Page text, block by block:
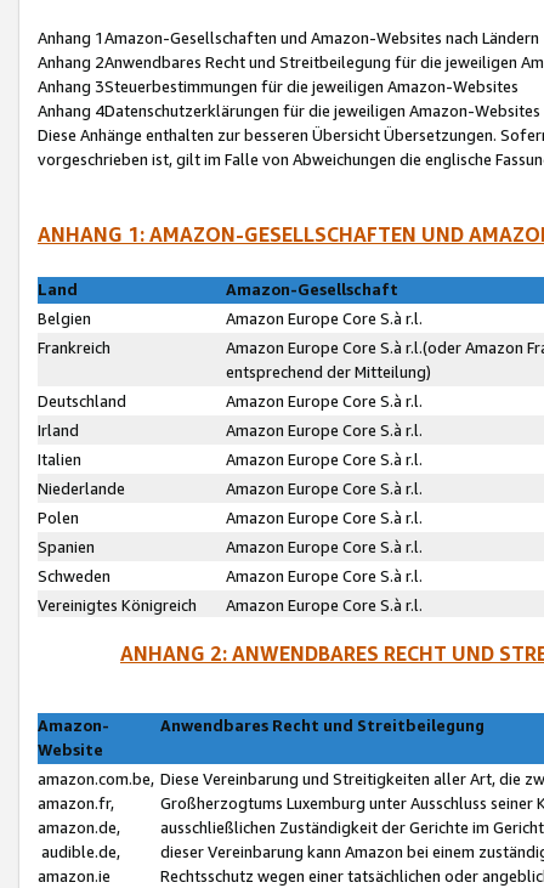
Anhang 1Amazon-Gesellschaften und Amazon-Websites nach Ländern
Anhang 2Anwendbares Recht und Streitbeilegung für die jeweiligen
Anhang 3Steuerbestimmungen für die jeweiligen Amazon-Websites
Anhang 4Datenschutzerklärungen für die jeweiligen Amazon-Websites
Diese Anhänge enthalten zur besseren Übersicht Übersetzungen.
vorgeschrieben ist, gilt im Falle von Abweichungen die englische
ANHANG 1: AMAZON-GESELLSCHAFTEN UND
Land
Amazon-Gesellschaft
Belgien
Amazon Europe Core S.à r.l.
Frankreich
Amazon Europe Core S.à r.l.(oder Amazon
entsprechend der Mitteilung)
Deutschland
Amazon Europe Core S.à r.l.
Irland
Amazon Europe Core S.à r.l.
Italien
Amazon Europe Core S.à r.l.
Niederlande
Amazon Europe Core S.à r.l.
Polen
Amazon Europe Core S.à r.l.
Spanien
Amazon Europe Core S.à r.l.
Schweden
Amazon Europe Core S.à r.l.
Vereinigtes Königreich
Amazon Europe Core S.à r.l.
ANHANG 2: ANWENDBARES RECHT UND
Amazon-
Website
Anwendbares Recht und Streitbeilegung
amazon.com.be,
amazon.fr,
amazon.de,
audible.de,
amazon.ie
Diese Vereinbarung und Streitigkeiten aller Art, die
Großherzogtums Luxemburg unter Ausschluss
ausschließlichen Zuständigkeit der Gerichte im
dieser Vereinbarung kann Amazon bei einem
Rechtsschutz wegen einer tatsächlichen oder